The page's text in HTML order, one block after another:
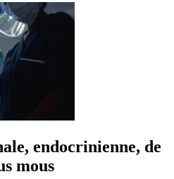
endocrinienne, de
mous